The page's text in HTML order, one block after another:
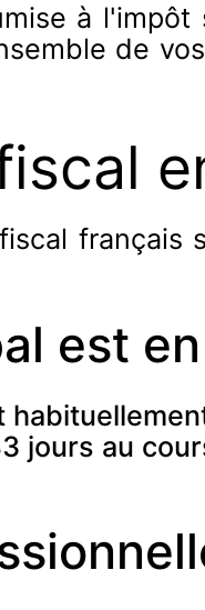
à
de
français
est
jours au